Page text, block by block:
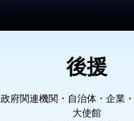
後援
政府関連機関・自治体・企業
大使館